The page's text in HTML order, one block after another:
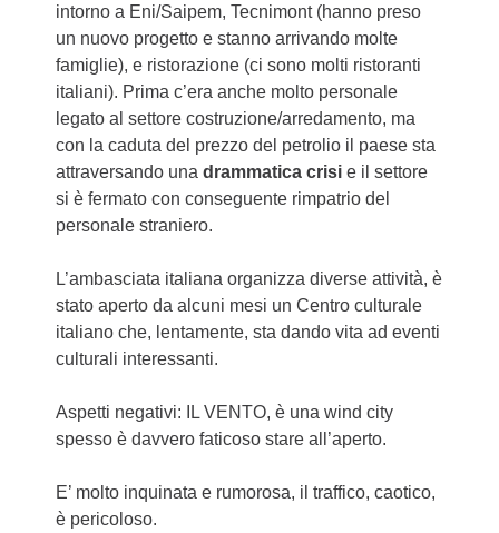
intorno a Eni/Saipem, Tecnimont (hanno preso
un nuovo progetto e stanno arrivando molte
famiglie), e ristorazione (ci sono molti ristoranti
italiani). Prima c’era anche molto personale
legato al settore costruzione/arredamento, ma
con la caduta del prezzo del petrolio il paese sta
attraversando unadrammatica crisi e il settore
si è fermato con conseguente rimpatrio del
personale straniero.
L’ambasciata italiana organizza diverse attività, è
stato aperto da alcuni mesi un Centro culturale
italiano che, lentamente, sta dando vita ad eventi
culturali interessanti.
Aspetti negativi: IL VENTO, è una wind city
spesso è davvero faticoso stare all’aperto.
E’ molto inquinata e rumorosa, il traffico, caotico,
è pericoloso.